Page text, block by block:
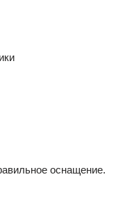
оснащение.